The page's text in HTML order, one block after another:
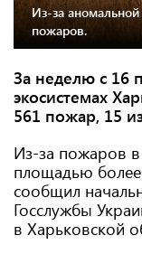
Из-за
пожаров.
За неделю с 16
экосистемах
561 пожар, 15
Из-за пожаров
площадью
сообщил
Госслужбы
в Харьковской